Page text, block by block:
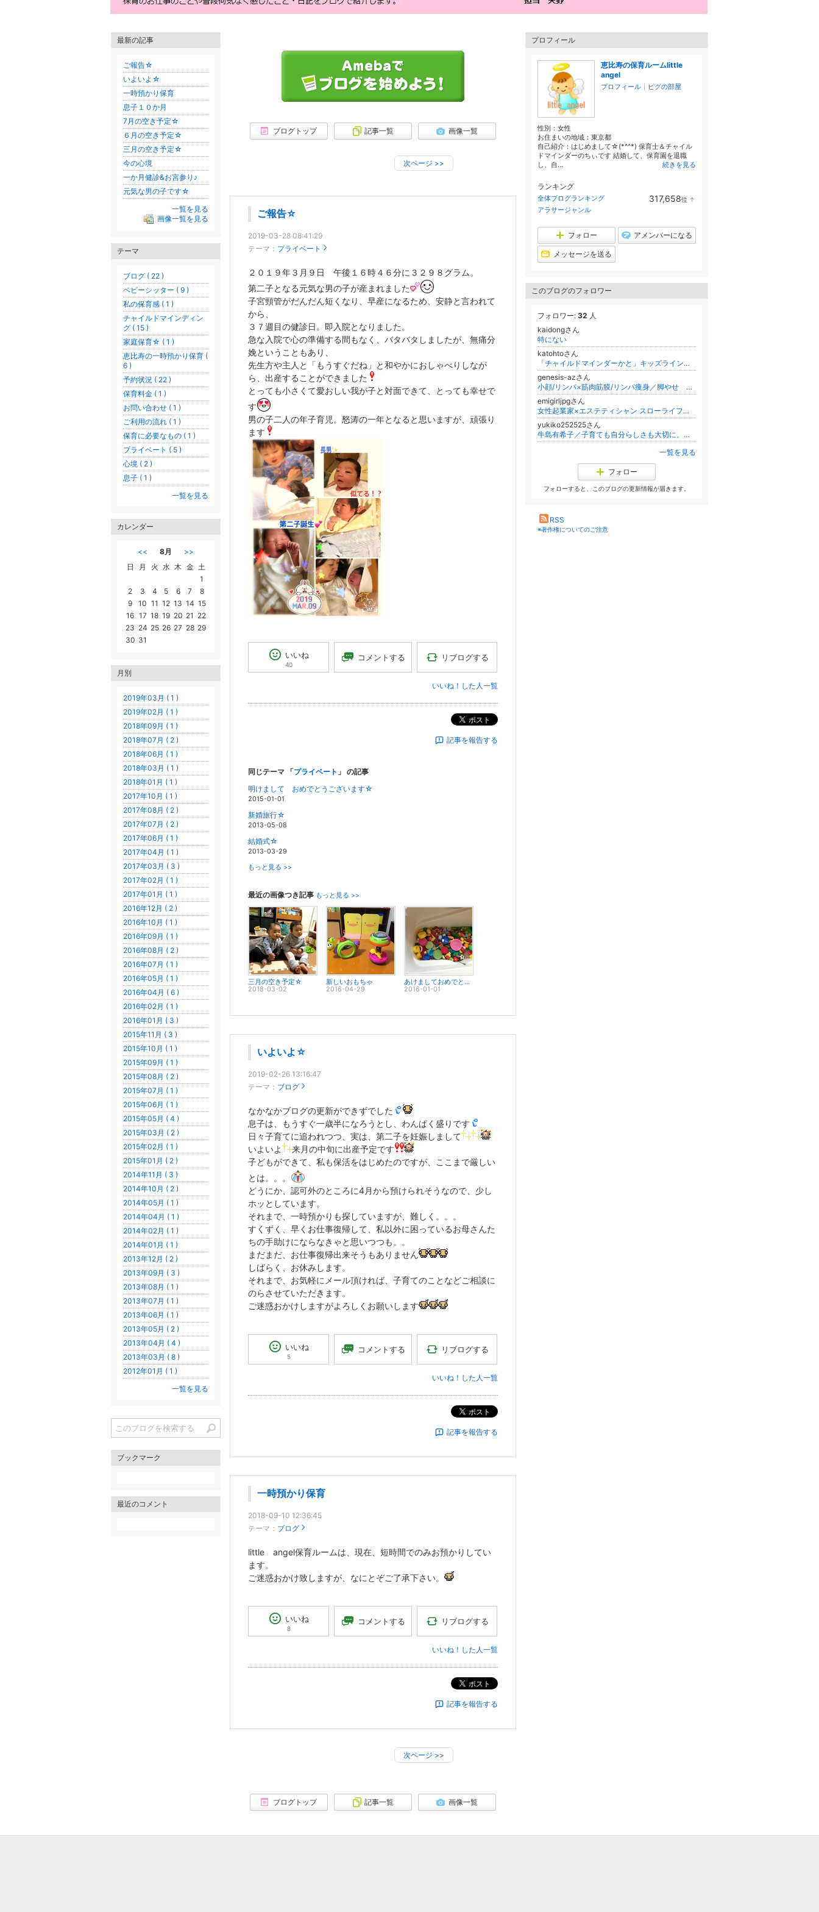
ブログトップ 記事一覧 画像一覧
次ページ >>
ご報告☆
2019-03-28 08:41:29
テーマ： プライベート
２０１９年３月９日 午後１６時４６分に３２９８グラム。
第二子となる元気な男の子が産まれました
子宮頸管がだんだん短くなり、早産になるため、安静と言われて
から、
３７週目の健診日。即入院となりました。
急な入院で心の準備する間もなく、バタバタしましたが、無痛分
娩ということもあり、
先生方や主人と「もうすぐだね」と和やかにおしゃべりしなが
ら、出産することができました
とっても小さくて愛おしい我が子と対面できて、とっても幸せで
す
男の子二人の年子育児。怒涛の一年となると思いますが、頑張り
ます
いいね
40
コメントする リブログする
いいね！した人一覧
ポスト
記事を報告する
同じテーマ 「プライベート 」 の記事
明けまして おめでとうございます☆
2015-01-01
新婚旅行☆
2013-05-08
結婚式☆
2013-03-29
もっと見る >>
最近の画像つき記事 もっと見る >>
三月の空き予定☆
2018-03-02
新しいおもちゃ
2016-04-29
あけましておめでとうございます♪
2016-01-01
いよいよ☆
2019-02-26 13:16:47
テーマ： ブログ
なかなかブログの更新ができずでした
息子は、もうすぐ一歳半になろうとし、わんぱく盛りです
日々子育てに追われつつ、実は、第二子を妊娠しまして
いよいよ
来月の中旬に出産予定です
子どもができて、私も保活をはじめたのですが、ここまで厳しい
とは。。。
どうにか、認可外のところに4月から預けられそうなので、少し
ホッとしています。
それまで、一時預かりも探していますが、難しく。。。
すくずく、早くお仕事復帰して、私以外に困っているお母さんた
ちの手助けにならなきゃと思いつつも。。
まだまだ、お仕事復帰出来そうもありません
しばらく、お休みします。
それまで、お気軽にメール頂ければ、子育てのことなどご相談に
のらさせていただきます。
ご迷惑おかけしますがよろしくお願いします
いいね
5
コメントする リブログする
いいね！した人一覧
ポスト
記事を報告する
一時預かり保育
2018-09-10 12:36:45
テーマ： ブログ
little angel保育ルームは、現在、短時間でのみお預かりしてい
ます。
ご迷惑おかけ致しますが、なにとぞご了承下さい。
いいね
8
コメントする リブログする
いいね！した人一覧
ポスト
記事を報告する
次ページ >>
ブログトップ 記事一覧 画像一覧
プロフィール
恵比寿の保育ルームlittle
angel
プロフィール ｜ ピグの部屋
性別： 女性
お住まいの地域： 東京都
自己紹介：はじめまして☆(*^^*) 保育士＆チャイル
ドマインダーのちぃです 結婚して、保育園を退職
し、自...
続きを見る
ランキング
全体ブログランキング 317,658位 ↑
アラサージャンル
フォロー アメンバーになる
メッセージを送る
このブログのフォロワー
フォロワー: 32 人
kaidongさん
特にない
katohtoさん
「チャイルドマインダーかと」キッズライン始めました
genesis-azさん
小顔/リンパ×筋肉筋膜/リンパ痩身／脚やせ 麻布十番genese beaute
emigirljpgさん
女性起業家×エステティシャン スローライフ代表 彩野絵美莉のブログ
yukiko252525さん
牛島有希子／子育ても自分らしさも大切に。ママの心を整える学び・癒しのサロン アンジェリカ【表参道/全国】
一覧を見る
フォロー
フォローすると、このブログの更新情報が届きます。
RSS
※著作権についてのご注意
最新の記事
ご報告☆
いよいよ☆
一時預かり保育
息子１０か月
7月の空き予定☆
６月の空き予定☆
三月の空き予定☆
今の心境
一か月健診&お宮参り♪
元気な男の子です☆
一覧を見る
画像一覧を見る
テーマ
ブログ ( 22 )
ベビーシッター ( 9 )
私の保育感 ( 1 )
チャイルドマインディン
グ ( 15 )
家庭保育☆ ( 1 )
恵比寿の一時預かり保育 (
6 )
予約状況 ( 22 )
保育料金 ( 1 )
お問い合わせ ( 1 )
ご利用の流れ ( 1 )
保育に必要なもの ( 1 )
プライベート ( 5 )
心境 ( 2 )
息子 ( 1 )
一覧を見る
カレンダー
<< 8月
>>
日
月 火 水 木 金 土
1
2
3 4 5 6 7
8
9
10 11 12 13 14 15
16 17 18 19 20 21 22
23 24 25 26 27 28 29
30 31
月別
2019年03月 ( 1 )
2019年02月 ( 1 )
2018年09月 ( 1 )
2018年07月 ( 2 )
2018年06月 ( 1 )
2018年03月 ( 1 )
2018年01月 ( 1 )
2017年10月 ( 1 )
2017年08月 ( 2 )
2017年07月 ( 2 )
2017年06月 ( 1 )
2017年04月 ( 1 )
2017年03月 ( 3 )
2017年02月 ( 1 )
2017年01月 ( 1 )
2016年12月 ( 2 )
2016年10月 ( 1 )
2016年09月 ( 1 )
2016年08月 ( 2 )
2016年07月 ( 1 )
2016年05月 ( 1 )
2016年04月 ( 6 )
2016年02月 ( 1 )
2016年01月 ( 3 )
2015年11月 ( 3 )
2015年10月 ( 1 )
2015年09月 ( 1 )
2015年08月 ( 2 )
2015年07月 ( 1 )
2015年06月 ( 1 )
2015年05月 ( 4 )
2015年03月 ( 2 )
2015年02月 ( 1 )
2015年01月 ( 2 )
2014年11月 ( 3 )
2014年10月 ( 2 )
2014年05月 ( 1 )
2014年04月 ( 1 )
2014年02月 ( 1 )
2014年01月 ( 1 )
2013年12月 ( 2 )
2013年09月 ( 3 )
2013年08月 ( 1 )
2013年07月 ( 1 )
2013年06月 ( 1 )
2013年05月 ( 2 )
2013年04月 ( 4 )
2013年03月 ( 8 )
2012年01月 ( 1 )
一覧を見る
ブックマーク
最近のコメント